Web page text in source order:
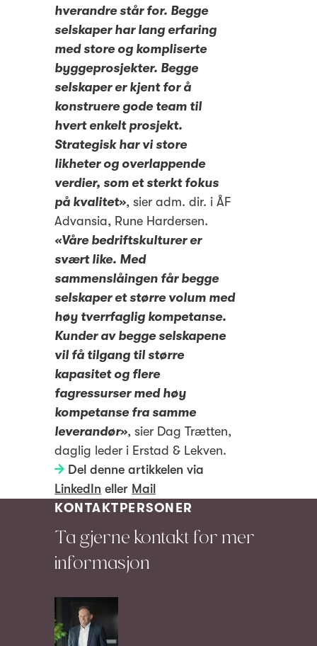
hverandre står for. Begge
selskaper har lang erfaring
med store og kompliserte
byggeprosjekter. Begge
selskaper er kjent for å
konstruere gode team til
hvert enkelt prosjekt.
Strategisk har vi store
likheter og overlappende
verdier, som et sterkt fokus
på kvalitet», sier adm. dir. i ÅF
Advansia, Rune Hardersen.
«Våre bedriftskulturer er
svært like. Med
sammenslåingen får begge
selskaper et større volum med
høy tverrfaglig kompetanse.
Kunder av begge selskapene
vil få tilgang til større
kapasitet og flere
fagressurser med høy
kompetanse fra samme
leverandør», sier Dag Trætten,
daglig leder i Erstad & Lekven.
Del denne artikkelen via
LinkedIn eller Mail
KONTAKTPERSONER
Ta gjerne kontakt for mer
informasjon